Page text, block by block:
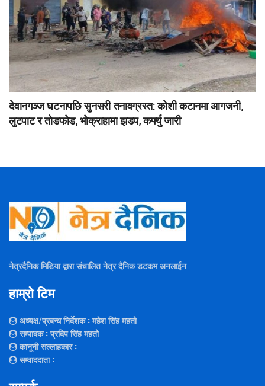
देवानगञ्ज घटनापछि सुनसरी तनावग्रस्त: कोशी कटानमा आगजनी,
लुटपाट र तोडफोड, भोक्राहामा झडप, कर्फ्यु जारी
नेत्रदैनिक मिडिया द्वारा संचालित नेत्र दैनिक डटकम अनलाईन
हाम्रो टिम
अध्यक्ष/प्रबन्ध निर्देशक: महेश सिंह महतो
सम्पादक: प्रदिप सिंह महतो
कानूनी सल्लाहकार:
सम्वाददाता: